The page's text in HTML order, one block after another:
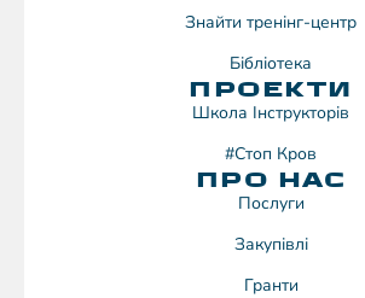
Знайти тренінг-центр
Бібліотека
ПРОЕКТИ
Школа Інструкторів
#Стоп Кров
ПРО НАС
Послуги
Закупівлі
Гранти